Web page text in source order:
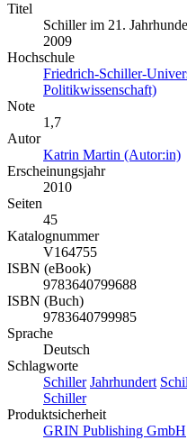
Titel
Schiller im 21.
2009
Hochschule
Friedrich-Schiller-
Politikwissenschaft)
Note
1,7
Autor
Katrin Martin (Autor:in)
Erscheinungsjahr
2010
Seiten
45
Katalognummer
V164755
ISBN (eBook)
9783640799688
ISBN (Buch)
9783640799985
Sprache
Deutsch
Schlagworte
Schiller Jahrhundert
Schiller
Produktsicherheit
GRIN Publishing GmbH